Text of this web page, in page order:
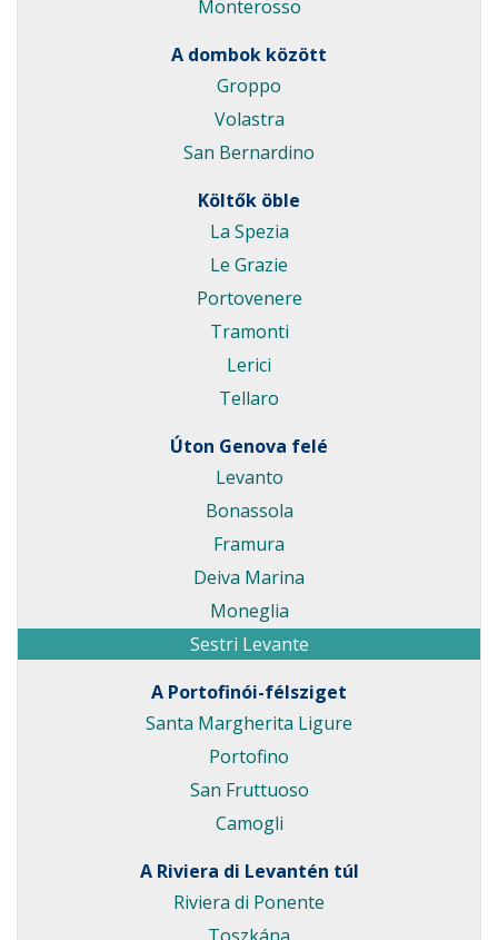
Monterosso
A dombok között
Groppo
Volastra
San Bernardino
Költők öble
La Spezia
Le Grazie
Portovenere
Tramonti
Lerici
Tellaro
Úton Genova felé
Levanto
Bonassola
Framura
Deiva Marina
Moneglia
Sestri Levante
A Portofinói-félsziget
Santa Margherita Ligure
Portofino
San Fruttuoso
Camogli
A Riviera di Levantén túl
Riviera di Ponente